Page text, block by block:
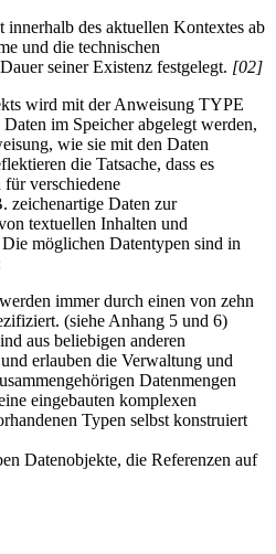
des aktuellen Kontextes ab
und die technischen
seiner Existenz festgelegt. [02]
wird mit der Anweisung TYPE
im Speicher abgelegt werden,
wie sie mit den Daten
die Tatsache, dass es
verschiedene
zeichenartige Daten zur
textuellen Inhalten und
möglichen Datentypen sind in
immer durch einen von zehn
(siehe Anhang 5 und 6)
aus beliebigen anderen
erlauben die Verwaltung und
Datenmengen
eingebauten komplexen
Typen selbst konstruiert
Datenobjekte, die Referenzen auf